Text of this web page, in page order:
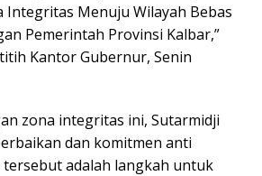
Integritas Menuju Wilayah Bebas
Pemerintah Provinsi Kalbar,”
Kantor Gubernur, Senin
zona integritas ini, Sutarmidji
dan komitmen anti
adalah langkah untuk